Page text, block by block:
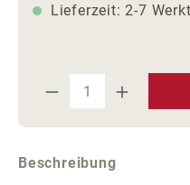
Lieferzeit: 2-7
Produkt
Beschreibung